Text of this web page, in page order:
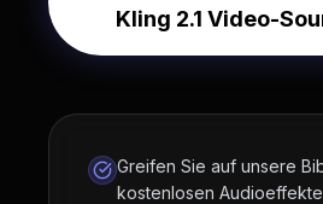
Kling 2.1 Video-
Greifen Sie auf unsere
kostenlosen